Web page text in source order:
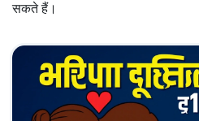
सकते हैं।